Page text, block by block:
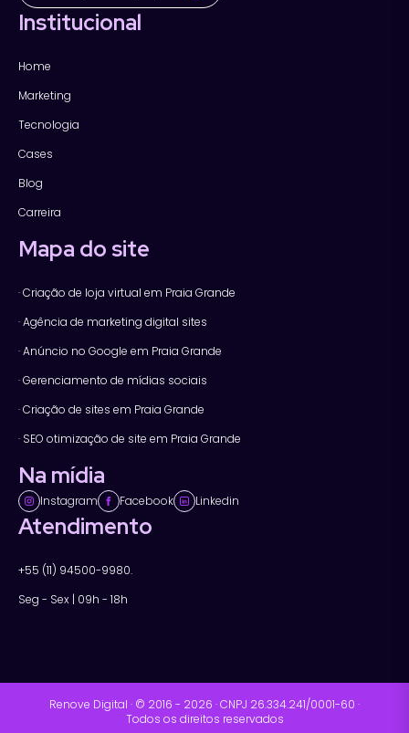
Institucional
Home
Marketing
Tecnologia
Cases
Blog
Carreira
Mapa do site
· Criação de loja virtual em Praia Grande
· Agência de marketing digital sites
· Anúncio no Google em Praia Grande
· Gerenciamento de mídias sociais
· Criação de sites em Praia Grande
· SEO otimização de site em Praia Grande
Na mídia
Instagram Facebook Linkedin
Atendimento
+55 (11) 94500-9980.
Seg - Sex | 09h - 18h
Renove Digital · © 2016 - 2026 · CNPJ 26.334.241/0001-60 ·
Todos os direitos reservados